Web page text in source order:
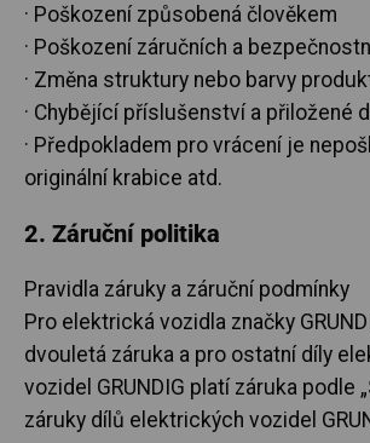
· Poškození způsobená člověkem
· Poškození záručních a
· Změna struktury nebo barvy
· Chybějící příslušenství a přiložené
· Předpokladem pro vrácení je
originální krabice atd.
2. Záruční politika
Pravidla záruky a záruční podmínky
Pro elektrická vozidla značky
dvouletá záruka a pro ostatní díly
vozidel GRUNDIG platí záruka podle
záruky dílů elektrických vozidel